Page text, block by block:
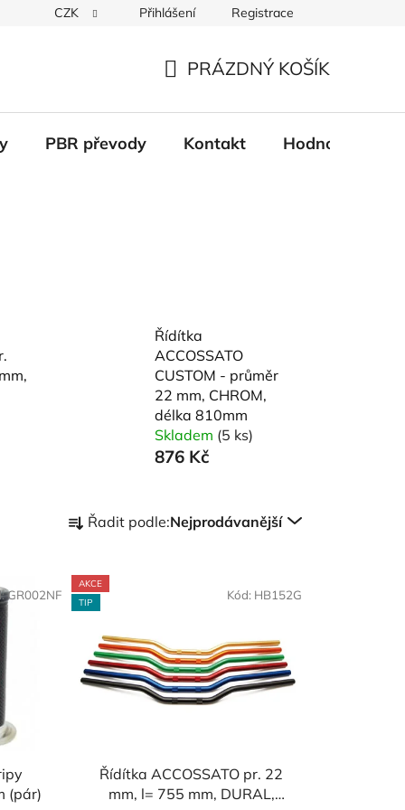
Věrnostní systém Moje objednávka
CZK Přihlášení Registrace
KOŠÍK
PRÁZDNÝ KOŠÍK
PBR převody Kontakt Hodnocení
Řídítka
ACCOSSATO
CUSTOM - průměr
22 mm, CHROM,
délka 810mm
Skladem (5 ks)
876 Kč
a
e
n
Řadit podle:Nejprodávanější
(pár)
GR002NF
AKCE
TIP
Řídítka ACCOSSATO pr. 22
mm, l= 755 mm, DURAL,
Kód: HB152G